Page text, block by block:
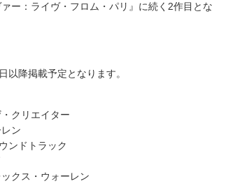
ー：ライヴ・フロム・パリ』に続く2作目とな
以降掲載予定となります。
クリエイター
ン
ンドトラック
クス・ウォーレン